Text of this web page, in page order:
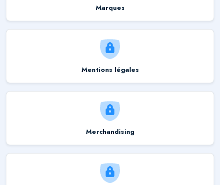
Marques
Mentions légales
Merchandising